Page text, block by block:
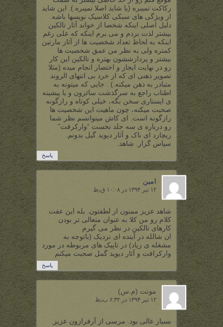
رکاکت نمیبره (یا شاید اصلا نمیبره.). این شاید
از ویژگی های سبکی کلاسیک نویسها باشه.
دلیل اصلی اینکه شخصا از خواند آثار تالکین
بیشتر لذت بردم و می برم اینکه که علی رغم
اینکه به لحاظ تعداد شخصیت ها از آثار مارتین
کمتره ولی به نظر من عمق شخصیت ها
بیشتر و پردازششون بهتره و تالکین این کار
رو در نهایت ایجاز و اختصار انجام میده (مثلا
تصویر ذهنی ای که از خرد بی انتهای الروند
متبادر به ذهن میکنه.) . جایی که میتونه به
اطناب راجع به سرگذشت سائرون و یا پیشینه
ی ایستاری سخن بگه، خیلی کوتاه و رازگونه
صحبت میکنه، چون ماهیت این شخصیت ها
رازگونه است. ای کاش میتوانسم نظر شما
رو درباره ی سه جلد نخست “وارکرفت”
ریچارد ای ناک و آثار دیوید گیل بدونم.
سپاس گزار. شاهد.
پاسخ
امین
۱۲ تیر ۱۳۹۴ در ۱۰:۰۸ ق٫ظ
شاهد عزیز ممنون از لطفتون. بله این عفت
کلام رو من کلا به عنوان متعالی تر بودن
کارهای تالکین در نظر می گیرم
ان شالله در آینده ای نزدیک (باتوجه به
مشغله ی زیاد) در تاپیک های مربوطه در مورد
وارکرافت و آثار دیوید گمل صحبت میکنم
پاسخ
مونت (م.س)
۱۲ تیر ۱۳۹۴ در ۶:۳۲ ب٫ظ
بسیار عالی بود. مرسی از آرفرازون عزیز.